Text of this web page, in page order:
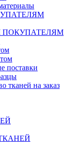
поставки
тканей на заказ